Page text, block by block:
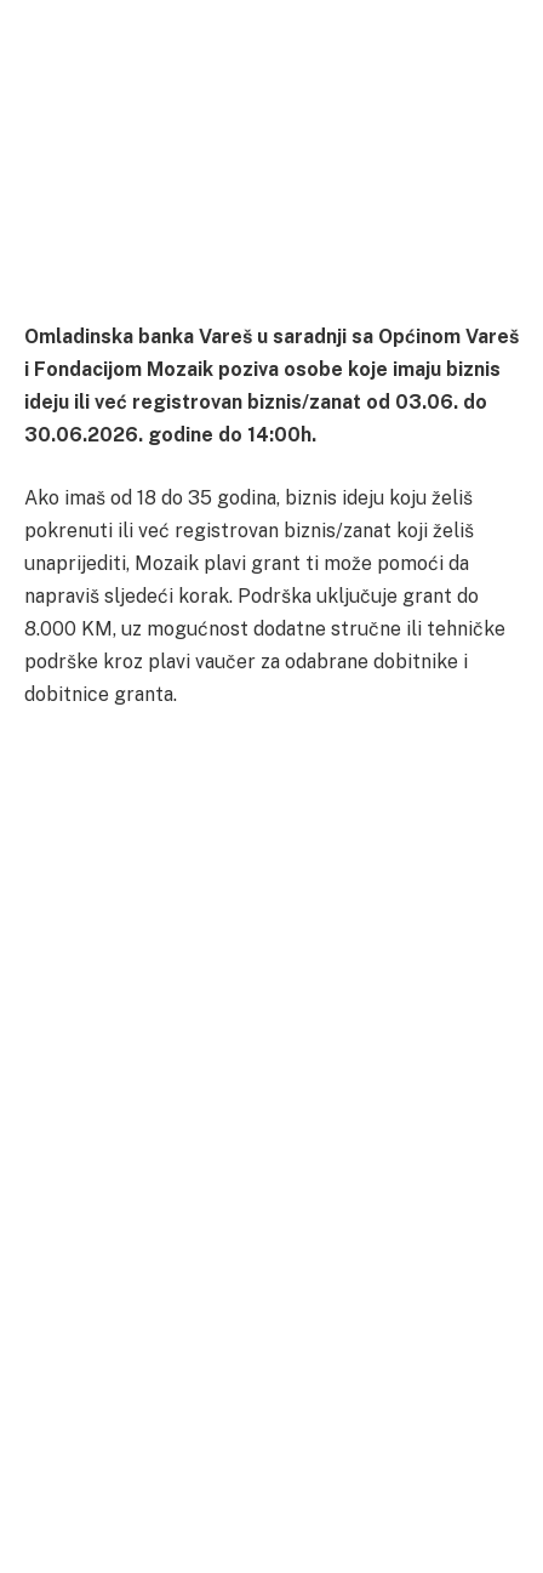
Omladinska banka Vareš u saradnji sa Općinom Vareš
i Fondacijom Mozaik poziva osobe koje imaju biznis
ideju ili već registrovan biznis/zanat od 03.06. do
30.06.2026. godine do 14:00h.
Ako imaš od 18 do 35 godina, biznis ideju koju želiš
pokrenuti ili već registrovan biznis/zanat koji želiš
unaprijediti, Mozaik plavi grant ti može pomoći da
napraviš sljedeći korak. Podrška uključuje grant do
8.000 KM, uz mogućnost dodatne stručne ili tehničke
podrške kroz plavi vaučer za odabrane dobitnike i
dobitnice granta.